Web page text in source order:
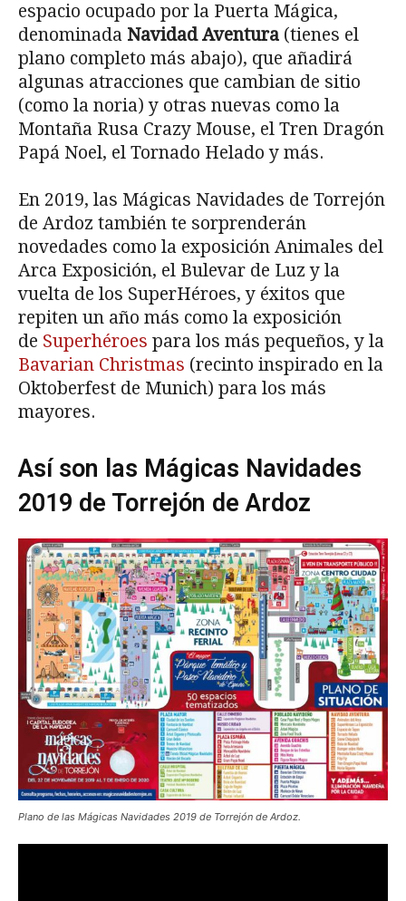
espacio ocupado por la Puerta Mágica,
denominada Navidad Aventura (tienes el
plano completo más abajo), que añadirá
algunas atracciones que cambian de sitio
(como la noria) y otras nuevas como la
Montaña Rusa Crazy Mouse, el Tren Dragón
Papá Noel, el Tornado Helado y más.
En 2019, las Mágicas Navidades de Torrejón
de Ardoz también te sorprenderán
novedades como la exposición Animales del
Arca Exposición, el Bulevar de Luz y la
vuelta de los SuperHéroes, y éxitos que
repiten un año más como la exposición
de Superhéroes para los más pequeños, y la
Bavarian Christmas (recinto inspirado en la
Oktoberfest de Munich) para los más
mayores.
Así son las Mágicas Navidades
2019 de Torrejón de Ardoz
Plano de las Mágicas Navidades 2019 de Torrejón de Ardoz.